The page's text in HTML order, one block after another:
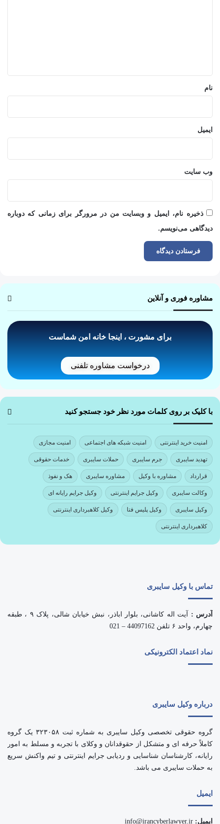
نام
ایمیل
وب‌ سایت
ذخیره نام، ایمیل و وبسایت من در مرورگر برای زمانی که دوباره
دیدگاهی می‌نویسم.
مشاوره فوری و آنلاین
برای مشورت ، اینجا خانه امن شماست
درخواست مشاوره تلفنی
با کلیک بر روی کلمات مورد نظر خود جستجو کنید
امنیت خرید اینترنتی امنیت شبکه های اجتماعی امنیت مجازی
تهدید سایبری جرم سایبری حملات سایبری خدمات حقوقی
قرارداد مشاوره با وکیل مشاوره سایبری هک و نفوذ
وکالت سایبری وکیل جرایم اینترنتی وکیل جرایم رایانه ای
وکیل سایبری وکیل پلیس فتا وکیل کلاهبرداری اینترنتی
کلاهبرداری اینترنتی
تماس با وکیل سایبری
آدرس :
آیت اله کاشانی، بلوار اباذر، نبش خیابان شالی، پلاک ۹ ، طبقه
چهارم، واحد ۶ تلفن 44097162 – 021
نماد اعتماد الکترونیکی
درباره وکیل سایبری
گروه حقوقی تخصصی وکیل سایبری به شماره ثبت ۳۲۳۰۵۸ یک گروه
کاملاً حرفه ای و متشکل از حقوقدانان و وکلای با تجربه و مسلط به امور
رایانه، کارشناسان شناسایی و ردیابی جرایم اینترنتی و تیم واکنش سریع
به حملات سایبری می باشد.
ایمیل
ایمیل: info@irancyberlawyer.ir